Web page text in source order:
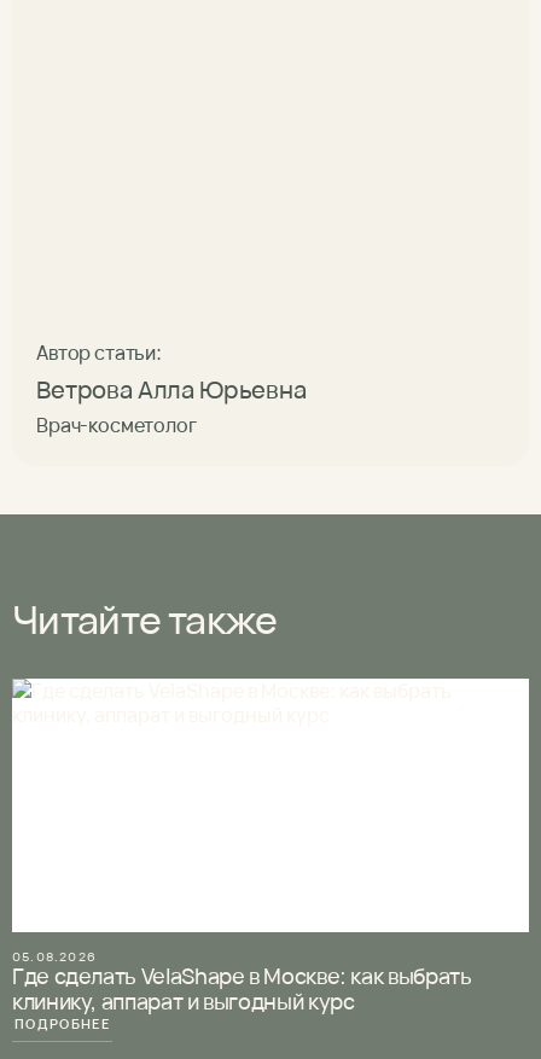
Автор статьи:
Ветрова Алла Юрьевна
Врач-косметолог
Читайте также
05.08.2026
Где сделать VelaShape в Москве: как выбрать
клинику, аппарат и выгодный курс
ПОДРОБНЕЕ